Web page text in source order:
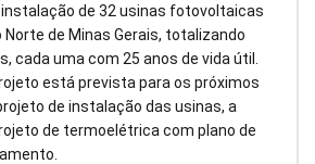
instalação de 32 usinas fotovoltaicas
de Minas Gerais, totalizando
cada uma com 25 anos de vida útil.
está prevista para os próximos
de instalação das usinas, a
de termoelétrica com plano de